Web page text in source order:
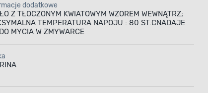
dodatkowe
Z TŁOCZONYM KWIATOWYM WZOREM WEWNĄTRZ;
TEMPERATURA NAPOJU : 80 ST.CNADAJE
MYCIA W ZMYWARCE